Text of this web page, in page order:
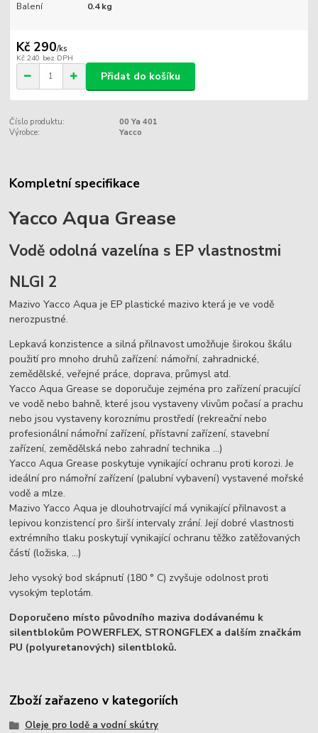
Balení
0.4 kg
Kč 290/ks
Kč 240 bez DPH
Přidat do košíku
Číslo produktu:
00 Ya 401
Výrobce:
Yacco
Kompletní specifikace
Yacco Aqua Grease
Vodě odolná vazelína s EP vlastnostmi
NLGI 2
Mazivo Yacco Aqua je EP plastické mazivo která je ve vodě
nerozpustné.
Lepkavá konzistence a silná přilnavost umožňuje širokou škálu
použití pro mnoho druhů zařízení: námořní, zahradnické,
zemědělské, veřejné práce, doprava, průmysl atd.
Yacco Aqua Grease se doporučuje zejména pro zařízení pracující
ve vodě nebo bahně, které jsou vystaveny vlivům počasí a prachu
nebo jsou vystaveny koroznímu prostředí (rekreační nebo
profesionální námořní zařízení, přístavní zařízení, stavební
zařízení, zemědělská nebo zahradní technika ...)
Yacco Aqua Grease poskytuje vynikající ochranu proti korozi. Je
ideální pro námořní zařízení (palubní vybavení) vystavené mořské
vodě a mlze.
Mazivo Yacco Aqua je dlouhotrvající má vynikající přilnavost a
lepivou konzistencí pro širší intervaly zrání. Její dobré vlastnosti
extrémního tlaku poskytují vynikající ochranu těžko zatěžovaných
částí (ložiska, ...)
Jeho vysoký bod skápnutí (180 ° C) zvyšuje odolnost proti
vysokým teplotám.
Doporučeno místo původního maziva dodávanému k
silentblokům POWERFLEX, STRONGFLEX a dalším značkám
PU (polyuretanových) silentbloků.
Zboží zařazeno v kategoriích
Oleje pro lodě a vodní skútry